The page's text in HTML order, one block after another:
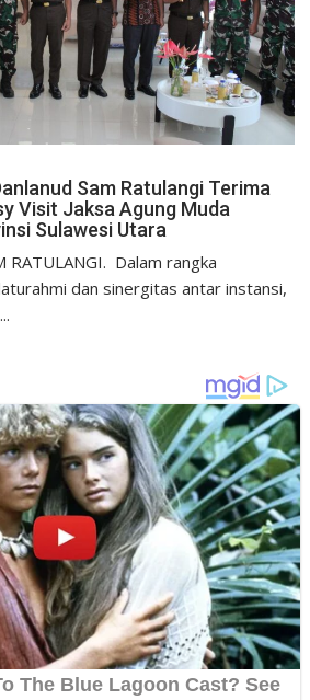
Sam Ratulangi Terima
Visit Jaksa Agung Muda
Sulawesi Utara
RATULANGI. Dalam rangka
dan sinergitas antar instansi,